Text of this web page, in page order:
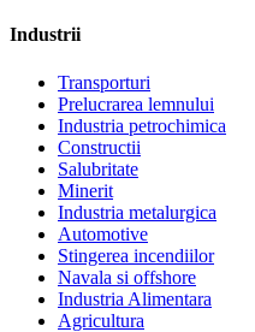
Industrii
Transporturi
Prelucrarea lemnului
Industria petrochimica
Constructii
Salubritate
Minerit
Industria metalurgica
Automotive
Stingerea incendiilor
Navala si offshore
Industria Alimentara
Agricultura